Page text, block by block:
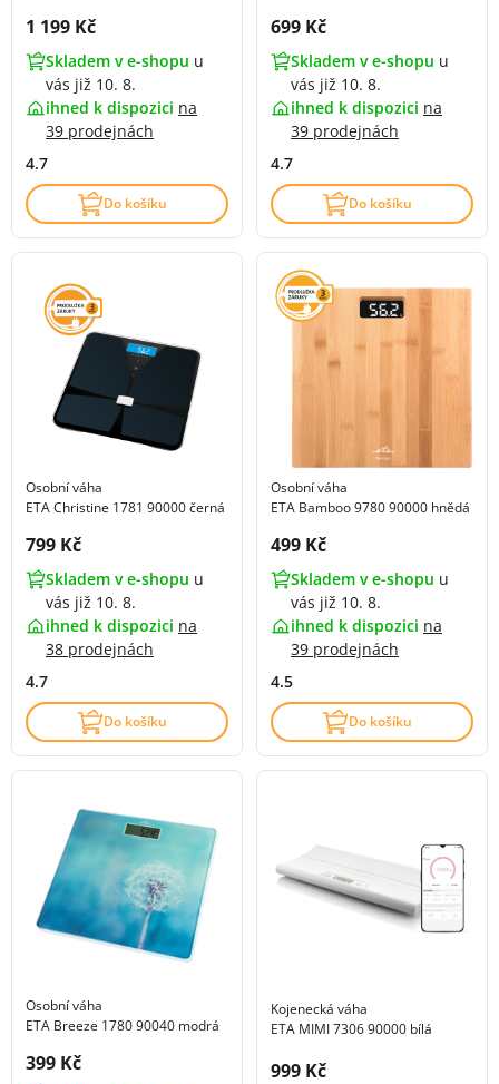
Cena s DPH:
1 199 Kč
Skladem v e-shopu u
vás již 10. 8.
ihned k dispozici na
39 prodejnách
4.7
Do košíku
Cena s DPH:
699 Kč
Skladem v e-shopu u
vás již 10. 8.
ihned k dispozici na
39 prodejnách
4.7
Do košíku
Osobní váha
ETA Christine 1781 90000 černá
Cena s DPH:
799 Kč
Skladem v e-shopu u
vás již 10. 8.
ihned k dispozici na
38 prodejnách
4.7
Do košíku
Osobní váha
ETA Bamboo 9780 90000 hnědá
Cena s DPH:
499 Kč
Skladem v e-shopu u
vás již 10. 8.
ihned k dispozici na
39 prodejnách
4.5
Do košíku
Osobní váha
ETA Breeze 1780 90040 modrá
Cena s DPH:
399 Kč
Kojenecká váha
ETA MIMI 7306 90000 bílá
Cena s DPH:
999 Kč